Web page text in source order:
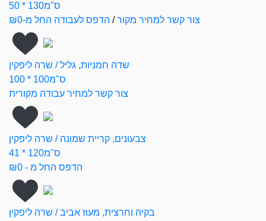
50 * 130ס"מ
צור קשר למחיר מקור/ הדפס לעבודה החל מ-₪0
שדה חמניות, גליל / שרה ליפקין
100 * 100ס"מ
צור קשר למחיר עבודה מקורית
צבעונים, קריית שמונה / שרה ליפקין
41 * 120ס"מ
הדפס החל מ - ₪0
בקיה וחרצית, מעוז אביב / שרה ליפקין